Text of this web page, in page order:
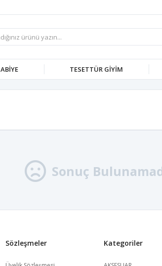
ABIYE TESETTÜR GIYIM
Sonuç
Sözleşmeler Kategoriler